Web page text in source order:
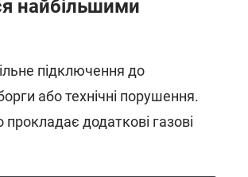
найбільшими
підключення до
або технічні порушення.
додаткові газові